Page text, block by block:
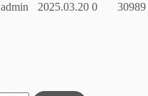
admin 2025.03.20 0 30989